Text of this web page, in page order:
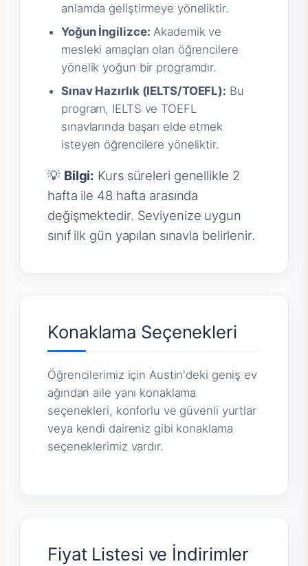
anlamda geliştirmeye yöneliktir.
Yoğun İngilizce: Akademik ve
mesleki amaçları olan öğrencilere
yönelik yoğun bir programdır.
Sınav Hazırlık (IELTS/TOEFL): Bu
program, IELTS ve TOEFL
sınavlarında başarı elde etmek
isteyen öğrencilere yöneliktir.
💡 Bilgi: Kurs süreleri genellikle 2
hafta ile 48 hafta arasında
değişmektedir. Seviyenize uygun
sınıf ilk gün yapılan sınavla belirlenir.
Konaklama Seçenekleri
Öğrencilerimiz için Austin'deki geniş ev
ağından aile yanı konaklama
seçenekleri, konforlu ve güvenli yurtlar
veya kendi daireniz gibi konaklama
seçeneklerimiz vardır.
Fiyat Listesi ve İndirimler